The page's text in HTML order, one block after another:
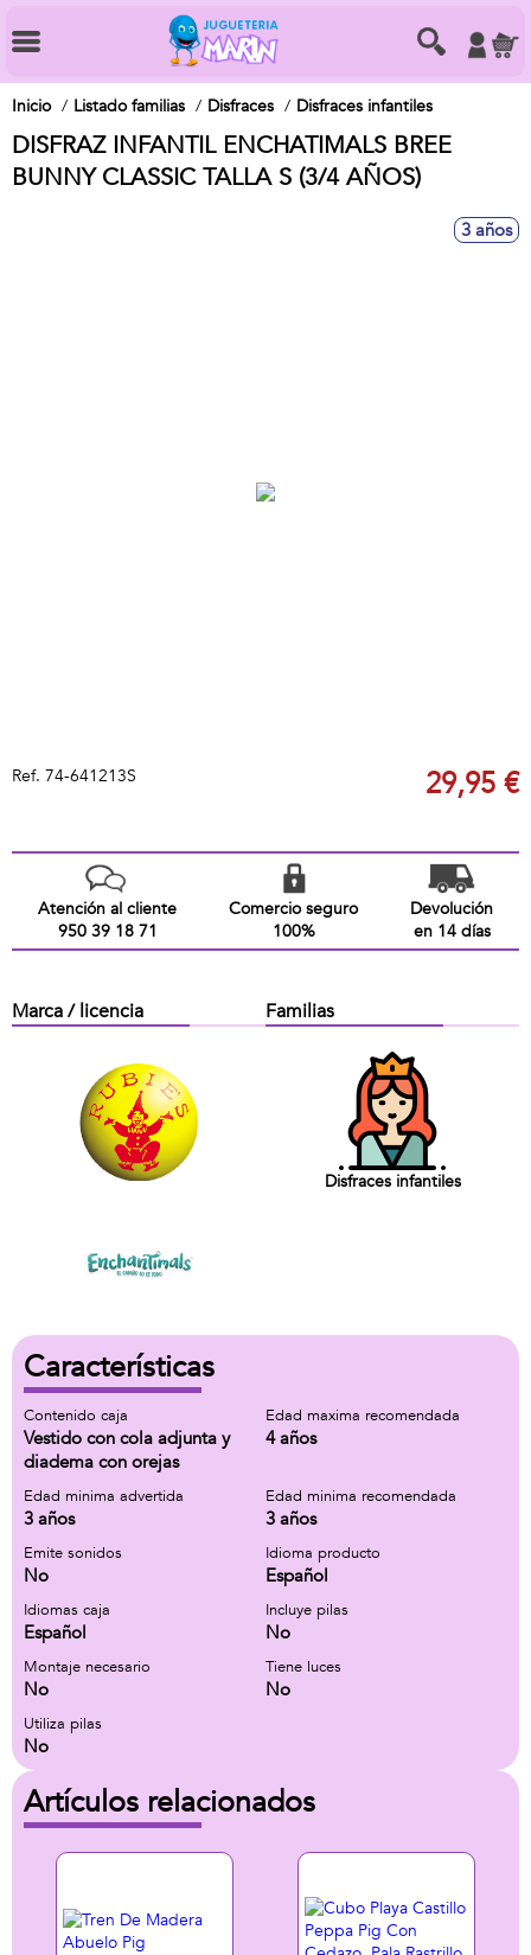
Inicio Listado familias Disfraces Disfraces infantiles
DISFRAZ INFANTIL ENCHATIMALS BREE
BUNNY CLASSIC TALLA S (3/4 AÑOS)
3 años
Ref. 74-641213S 29,95 €
Atención al cliente
950 39 18 71
Comercio seguro
100%
Devolución
en 14 días
Marca / licencia Familias
Disfraces infantiles
Características
Contenido caja
Vestido con cola adjunta y
diadema con orejas
Edad maxima recomendada
4 años
Edad minima advertida
3 años
Edad minima recomendada
3 años
Emite sonidos
No
Idioma producto
Español
Idiomas caja
Español
Incluye pilas
No
Montaje necesario
No
Tiene luces
No
Utiliza pilas
No
Artículos relacionados